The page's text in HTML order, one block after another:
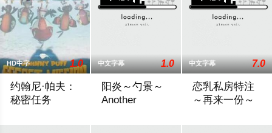
HD中字 1.0
约翰尼·帕夫：
秘密任务
中文字幕 1.0
阳炎～勺景～
Another
中文字幕 7.0
恋乳私房特注
～再来一份～